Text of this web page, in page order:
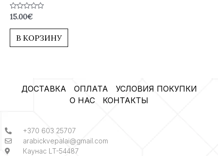
Оценка
0
из
15.00€
В КОРЗИНУ
ДОСТАВКА ОПЛАТА
УСЛОВИЯ ПОКУПКИ
О НАС
КОНТАКТЫ
+370 603 25707
arabickvepalai@gmail.com
Каунас LT-54487